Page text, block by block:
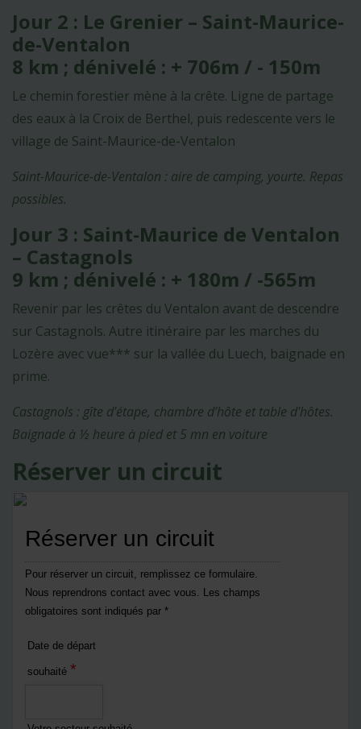
Jour 2 : Le Grenier – Saint-Maurice-
de-Ventalon
8 km ; dénivelé : + 706m / - 150m
Le chemin forestier mène à la crête. Ligne de partage
des eaux à la Croix de Berthel, puis redescente vers le
village de Saint-Maurice-de-Ventalon
Saint-Maurice-de-Ventalon : aire de camping, yourte. Repas
possibles.
Jour 3 : Saint-Maurice de Ventalon
– Castagnols
9 km ; dénivelé : + 180m / -565m
Revenir par les crêtes du Ventalon avant de descendre
sur Castagnols. Autre itinéraire par les marches du
Lozère avec vue*** sur la vallée du Luech, baignade en
prime.
Castagnols : gîte d'étape, chambre d’hôte et table d'hôtes.
Baignade à ½ heure à pied et 5 mn en voiture
Réserver un circuit
Réserver un circuit
Pour réserver un circuit, remplissez ce formulaire.
Nous reprendrons contact avec vous. Les champs
obligatoires sont indiqués par *
Date de départ
souhaité *